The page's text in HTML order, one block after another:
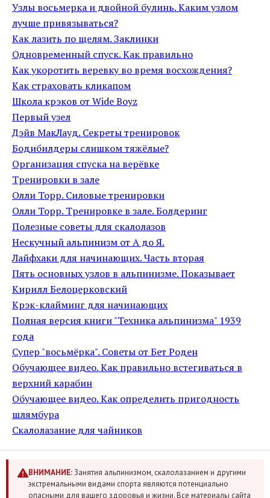
Узлы восьмерка и двойной булинь. Каким узлом
лучше привязываться?
Как лазить по щелям. Заклинки
Одновременный спуск. Как правильно
Как укоротить веревку во время восхождения?
Как страховать кликапом
Школа крэков от Wide Boyz
Первый узел
Дэйв МакЛауд. Секреты тренировок
Бодибилдеры слишком тяжёлые?
Организация спуска на верёвке
Тренировки в зале
Олли Торр. Силовые тренировки
Олли Торр. Тренировке в зале. Болдеринг
Полезные советы для скалолазов
Нескучный альпинизм от А до Я.
Лайфхаки для начинающих. Часть вторая
Пять основных узлов в альпинизме. Показывает
Кирилл Белоцерковский
Крэк-клайминг для начинающих
Полная версия книги "Техника альпинизма" 1939
года
Супер "восьмёрка". Советы от Бет Роден
Обучающее видео. Как правильно встегиваться в
верхний карабин
Обучающее видео. Как определить пригодность
шлямбура
Скалолазание для чайников
ВНИМАНИЕ:Занятия альпинизмом, скалолазанием и другими
экстремальными видами спорта являются потенциально
опасными для вашего здоровья и жизни. Все материалы сайта